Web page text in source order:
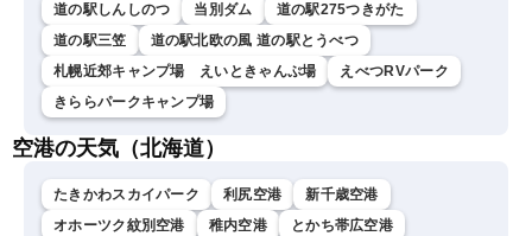
道の駅しんしのつ 当別ダム
道の駅275つきがた
道の駅三笠
道の駅北欧の風 道の駅とうべつ
札幌近郊キャンプ場 えいときゃんぷ場
えべつRVパーク
きららパークキャンプ場
空港の天気（北海道）
たきかわスカイパーク 利尻空港
新千歳空港
オホーツク紋別空港
稚内空港
とかち帯広空港